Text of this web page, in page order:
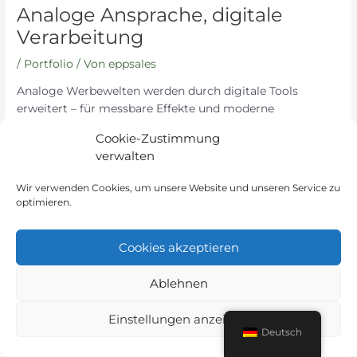
Cookie-Zustimmung
verwalten
Wir verwenden Cookies, um unsere Website und unseren Service zu
optimieren.
Cookies akzeptieren
Ablehnen
Einstellungen anzeigen
Analoge Ansprache, digitale
Verarbeitung
/ Portfolio / Voneppsales
Analoge Werbewelten werden durch digitale Tools
erweitert – für messbare Effekte und moderne
Beitrag
→
Instagram
Deutsch